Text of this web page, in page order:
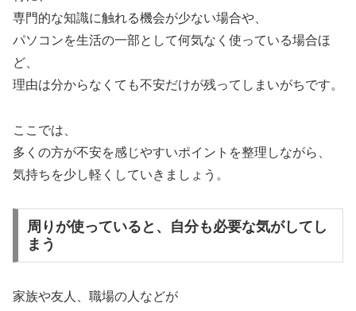
専門的な知識に触れる機会が少ない場合や、
パソコンを生活の一部として何気なく使っている場合ほ
ど、
理由は分からなくても不安だけが残ってしまいがちです。
ここでは、
多くの方が不安を感じやすいポイントを整理しながら、
気持ちを少し軽くしていきましょう。
周りが使っていると、自分も必要な気がしてし
まう
家族や友人、職場の人などが